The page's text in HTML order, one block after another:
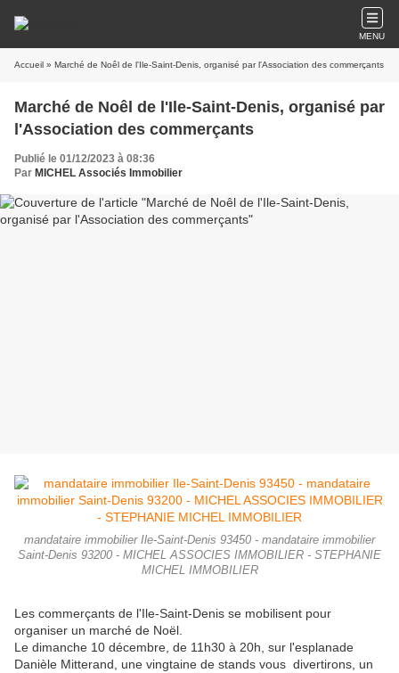
MENU
Accueil » Marché de Noêl de l'Ile-Saint-Denis, organisé par l'Association des commerçants
Marché de Noêl de l'Ile-Saint-Denis, organisé par
l'Association des commerçants
Publié le 01/12/2023 à 08:36
Par MICHEL Associés Immobilier
mandataire immobilier Ile-Saint-Denis 93450 - mandataire immobilier
Saint-Denis 93200 - MICHEL ASSOCIES IMMOBILIER - STEPHANIE
MICHEL IMMOBILIER
Les commerçants de l'Ile-Saint-Denis se mobilisent pour
organiser un marché de Noël.
Le dimanche 10 décembre, de 11h30 à 20h, sur l'esplanade
Danièle Mitterand, une vingtaine de stands vous divertirons, un